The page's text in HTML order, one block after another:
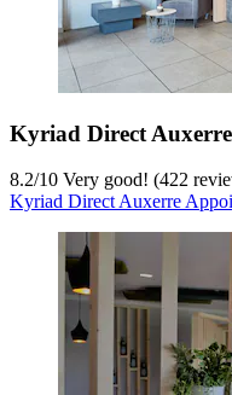
Kyriad Direct
8.2/10 Very good! (422
Kyriad Direct Auxerre